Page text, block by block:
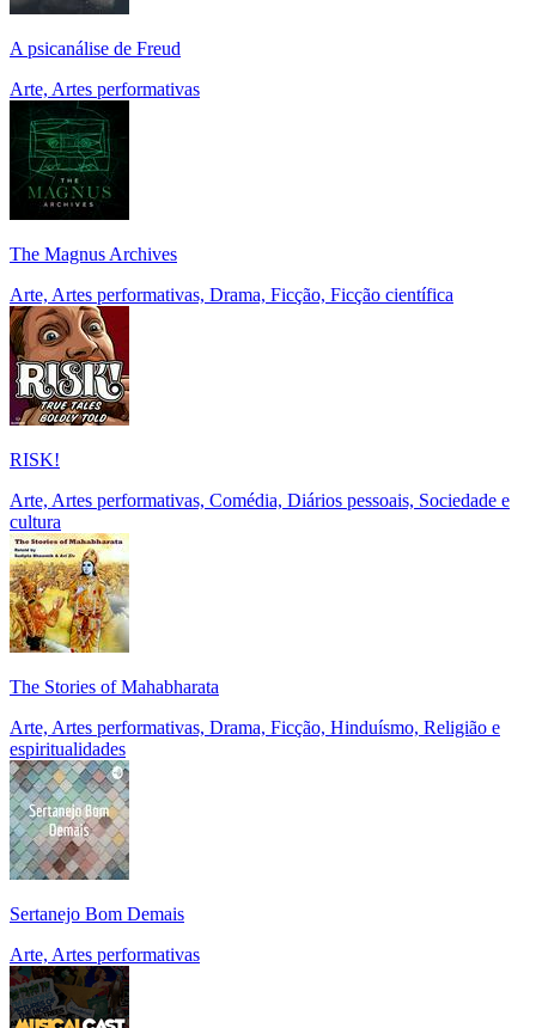
A psicanálise de Freud
Arte, Artes performativas
The Magnus Archives
Arte, Artes performativas, Drama, Ficção, Ficção científica
RISK!
Arte, Artes performativas, Comédia, Diários pessoais, Sociedade e
cultura
The Stories of Mahabharata
Arte, Artes performativas, Drama, Ficção, Hinduísmo, Religião e
espiritualidades
Sertanejo Bom Demais
Arte, Artes performativas